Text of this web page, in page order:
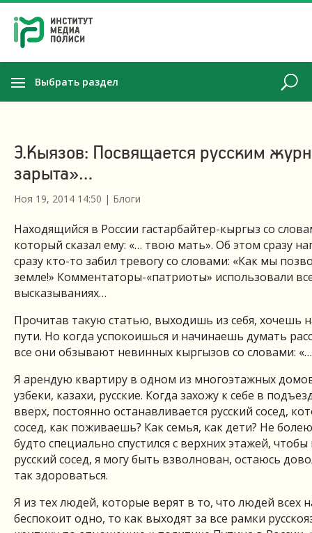
Выбрать раздел
Э.Кыязов: Посвящается русским
зарыта»…
Ноя 19, 2014 14:50 | Блоги
Находящийся в России гастарбайтер-кыргыз со
который сказал ему: «… твою мать». Об этом сразу
сразу кто-то забил тревогу со словами: «Как мы
земле!» Комментаторы-«патриоты» использовали
высказываниях…
Прочитав такую статью, выходишь из себя, хочешь
пути. Но когда успокоишься и начинаешь думать
все они обзывают невинных кыргызов со словами:
Я арендую квартиру в одном из многоэтажных
узбеки, казахи, русские. Когда захожу к себе в
вверх, постоянно останавливается русский сосед,
сосед, как поживаешь? Как семья, как дети? Не
будто специально спустился с верхних этажей,
русский сосед, я могу быть взволнован, остаюсь
так здороваться.
Я из тех людей, которые верят в то, что людей всех
беспокоит одно, то как выходят за все рамки